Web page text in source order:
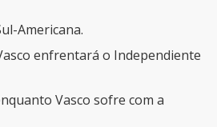
Americana.
enfrentará o Independiente
Vasco sofre com a